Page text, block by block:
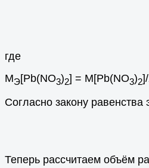
где
MЭ[Pb(NO3)2] = M[Pb(NO3)2
Согласно закону равенства
Теперь рассчитаем объём